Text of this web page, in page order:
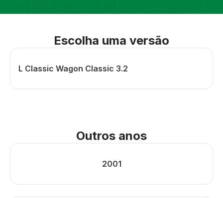
Escolha uma versão
L Classic Wagon Classic 3.2
Outros anos
2001